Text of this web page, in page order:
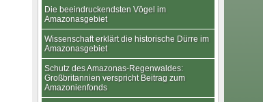
Die beeindruckendsten Vögel im
Amazonasgebiet
Wissenschaft erklärt die historische Dürre im
Amazonasgebiet
Schutz des Amazonas-Regenwaldes:
Großbritannien verspricht Beitrag zum
Amazonienfonds